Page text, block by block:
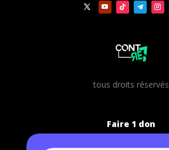
tous droits réservés
Faire 1 don